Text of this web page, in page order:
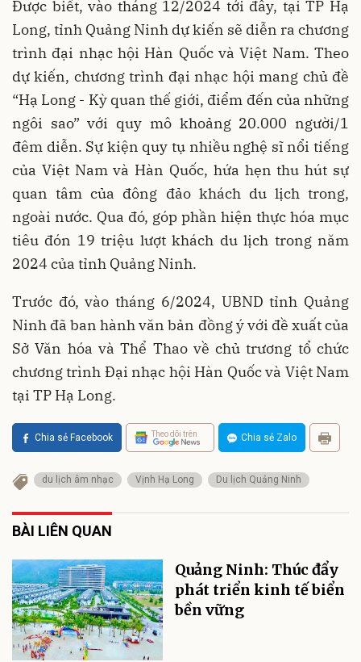
Được biết, vào tháng 12/2024 tới đây, tại TP Hạ
Long, tỉnh Quảng Ninh dự kiến sẽ diễn ra chương
trình đại nhạc hội Hàn Quốc và Việt Nam. Theo
dự kiến, chương trình đại nhạc hội mang chủ đề
“Hạ Long - Kỳ quan thế giới, điểm đến của những
ngôi sao” với quy mô khoảng 20.000 người/1
đêm diễn. Sự kiện quy tụ nhiều nghệ sĩ nổi tiếng
của Việt Nam và Hàn Quốc, hứa hẹn thu hút sự
quan tâm của đông đảo khách du lịch trong,
ngoài nước. Qua đó, góp phần hiện thực hóa mục
tiêu đón 19 triệu lượt khách du lịch trong năm
2024 của tỉnh Quảng Ninh.
Trước đó, vào tháng 6/2024, UBND tỉnh Quảng
Ninh đã ban hành văn bản đồng ý với đề xuất của
Sở Văn hóa và Thể Thao về chủ trương tổ chức
chương trình Đại nhạc hội Hàn Quốc và Việt Nam
tại TP Hạ Long.
Chia sẻ Facebook Theo dõi trên Chia sẻ Zalo
du lịch âm nhạc Vịnh Hạ Long Du lịch Quảng Ninh
BÀI LIÊN QUAN
Quảng Ninh: Thúc đẩy
phát triển kinh tế biển
bền vững